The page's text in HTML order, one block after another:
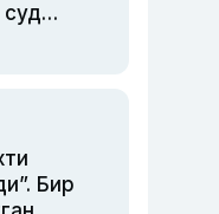
суд
Бир